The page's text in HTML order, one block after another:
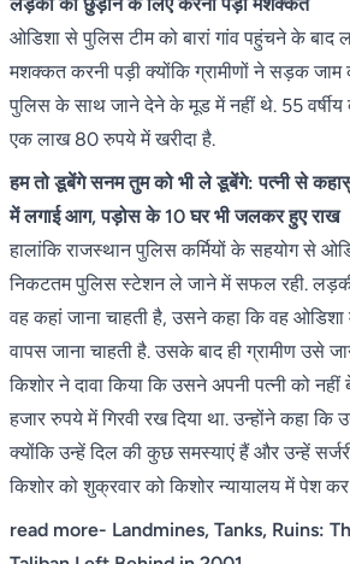
ओडिशा से पुलिस टीम को बारां गांव पहुंचने के बाद
मशक्कत करनी पड़ी क्योंकि ग्रामीणों ने सड़क
पुलिस के साथ जाने देने के मूड में नहीं थे. 55 वर्षीय
एक लाख 80 रुपये में खरीदा है.
हम तो डूबेंगे सनम तुम को भी ले डूबेंगे: पत्नी से
में लगाई आग, पड़ोस के 10 घर भी जलकर हुए राख
हालांकि राजस्थान पुलिस कर्मियों के सहयोग से
निकटतम पुलिस स्टेशन ले जाने में सफल रही.
वह कहां जाना चाहती है, उसने कहा कि वह ओडिशा
वापस जाना चाहती है. उसके बाद ही ग्रामीण उसे
किशोर ने दावा किया कि उसने अपनी पत्नी को
हजार रुपये में गिरवी रख दिया था. उन्होंने कहा
क्योंकि उन्हें दिल की कुछ समस्याएं हैं और उन्हें
क‍िशोर को शुक्रवार को किशोर न्यायालय में पेश
read more- Landmines, Tanks, Ruins: